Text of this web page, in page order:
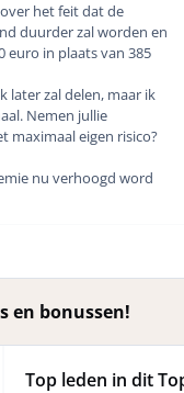
het feit dat de
duurder zal worden en
euro in plaats van 385
later zal delen, maar ik
Nemen jullie
maximaal eigen risico?
nu verhoogd word
en bonussen!
Top leden in dit